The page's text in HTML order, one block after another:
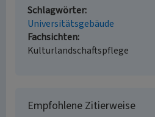
Schlagwörter
Universitätsgebäude
Fachsichten
Kulturlandschaftspflege
Empfohlene Zitierweise